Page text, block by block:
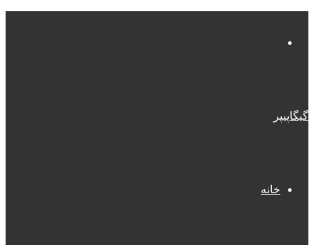
گیگاپیپر
خانه